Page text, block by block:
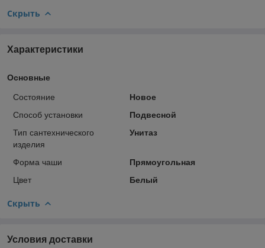
Скрыть
Характеристики
Основные
Состояние
Новое
Способ установки
Подвесной
Тип сантехнического
изделия
Унитаз
Форма чаши
Прямоугольная
Цвет
Белый
Скрыть
Условия доставки